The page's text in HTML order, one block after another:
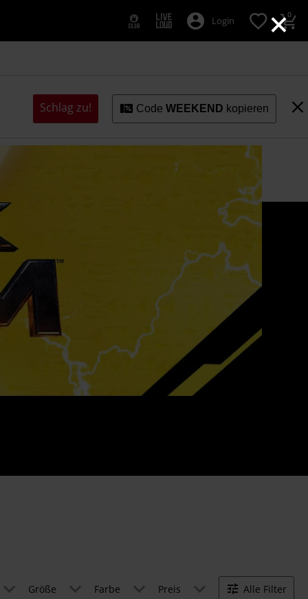
×
Login 0
Schlag zu! CodeWEEKEND kopieren
Größe Farbe Preis Alle Filter